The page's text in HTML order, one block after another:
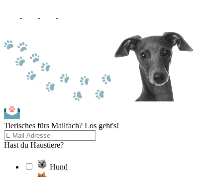
Tierisches fürs Mailfach? Los geht's!
Hast du Haustiere?
Hund